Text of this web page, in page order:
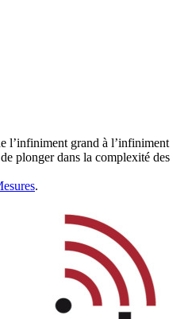
l’infiniment grand à l’infiniment
plonger dans la complexité des
.